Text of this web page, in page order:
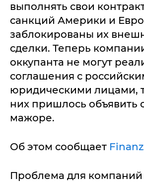
выполнять свои
санкций Америки и
заблокированы их
сделки. Теперь
оккупанта не могут
соглашения с
юридическими лицами,
них пришлось объявить
мажоре.
Об этом сообщает Finanz
Проблема для